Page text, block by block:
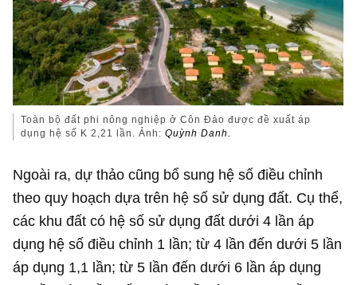
Toàn bộ đất phi nông nghiệp ở Côn Đảo được đề xuất áp
dụng hệ số K 2,21 lần. Ảnh:Quỳnh Danh.
Ngoài ra, dự thảo cũng bổ sung hệ số điều chỉnh
theo quy hoạch dựa trên hệ số sử dụng đất. Cụ thể,
các khu đất có hệ số sử dụng đất dưới 4 lần áp
dụng hệ số điều chỉnh 1 lần; từ 4 lần đến dưới 5 lần
áp dụng 1,1 lần; từ 5 lần đến dưới 6 lần áp dụng